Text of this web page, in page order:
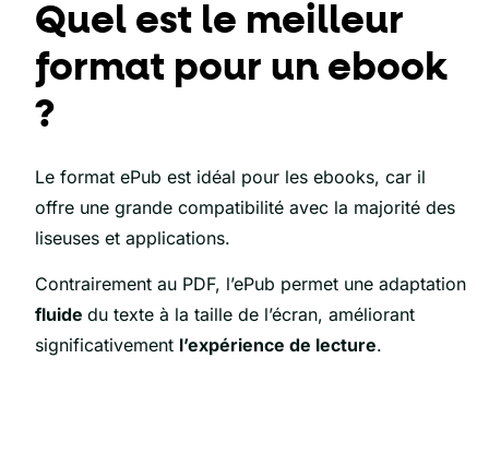
Quel est le meilleur
format pour un ebook
?
Le format ePub est idéal pour les ebooks, car il
offre une grande compatibilité avec la majorité des
liseuses et applications.
Contrairement au PDF, l’ePub permet une adaptation
fluidedu texte à la taille de l’écran, améliorant
significativement l’expérience de lecture.